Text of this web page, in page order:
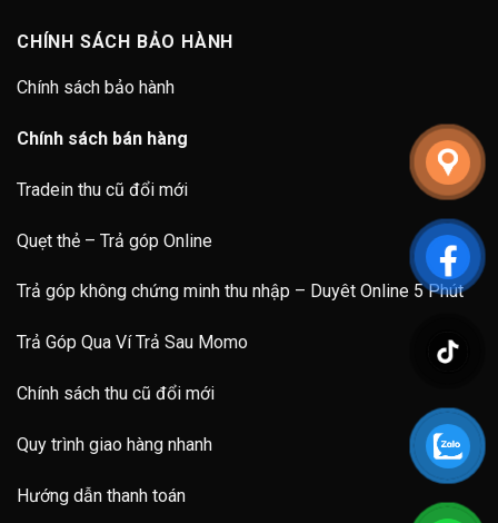
CHÍNH SÁCH BẢO HÀNH
Chính sách bảo hành
Chính sách bán hàng
Tradein thu cũ đổi mới
Quẹt thẻ – Trả góp Online
Trả góp không chứng minh thu nhập – Duyêt Online 5 Phút
Trả Góp Qua Ví Trả Sau Momo
Chính sách thu cũ đổi mới
Quy trình giao hàng nhanh
Hướng dẫn thanh toán